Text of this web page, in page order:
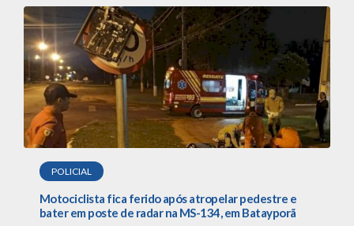
POLICIAL
Motociclista fica ferido após atropelar pedestre e
bater em poste de radar na MS-134, em Batayporã